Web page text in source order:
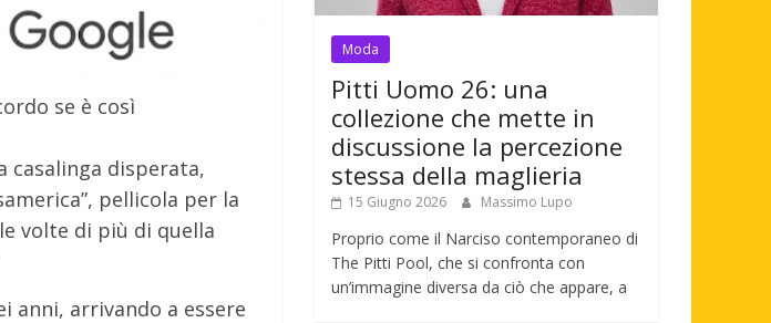
se è così
casalinga disperata,
pellicola per la
volte di più di quella
anni, arrivando a essere
Moda
Pitti Uomo 26: una
collezione che mette in
discussione la percezione
stessa della maglieria
15 Giugno 2026 Massimo Lupo
Proprio come il Narciso contemporaneo di
The Pitti Pool, che si confronta con
un’immagine diversa da ciò che appare, a